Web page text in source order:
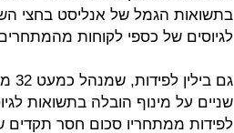
בתשואות הגמל של אנליסט בחצי
לגיוסים של כספי לקוחות